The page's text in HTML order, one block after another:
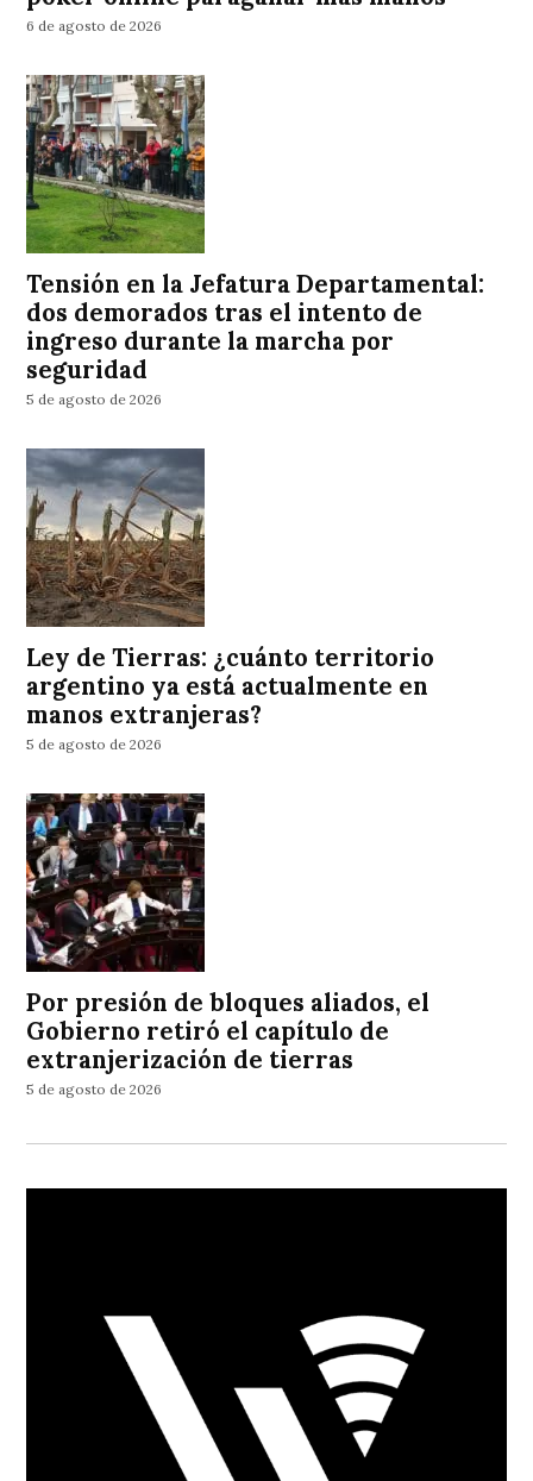
6 de agosto de 2026
Tensión en la Jefatura Departamental:
dos demorados tras el intento de
ingreso durante la marcha por
seguridad
5 de agosto de 2026
Ley de Tierras: ¿cuánto territorio
argentino ya está actualmente en
manos extranjeras?
5 de agosto de 2026
Por presión de bloques aliados, el
Gobierno retiró el capítulo de
extranjerización de tierras
5 de agosto de 2026